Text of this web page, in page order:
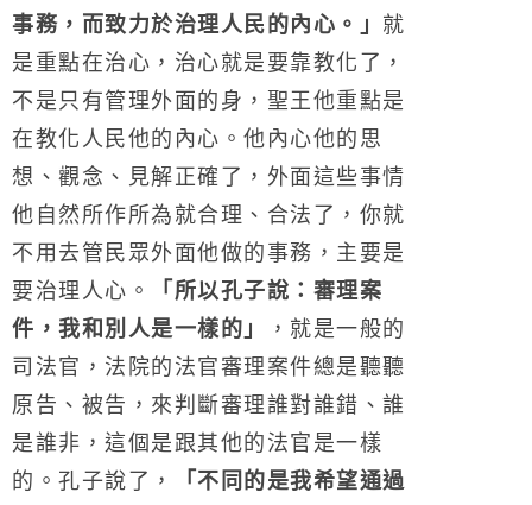
事務，而致力於治理人民的內心。」 就
是重點在治心，治心就是要靠教化了，
不是只有管理外面的身，聖王他重點是
在教化人民他的內心。他內心他的思
想、觀念、見解正確了，外面這些事情
他自然所作所為就合理、合法了，你就
不用去管民眾外面他做的事務，主要是
要治理人心。
「所以孔子說：審理案
件，我和別人是一樣的」
，就是一般的
司法官，法院的法官審理案件總是聽聽
原告、被告，來判斷審理誰對誰錯、誰
是誰非，這個是跟其他的法官是一樣
的。孔子說了，
「不同的是我希望通過